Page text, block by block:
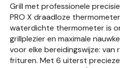
Grill met professionele
PRO X draadloze
waterdichte thermometer is
grillplezier en maximale
voor elke bereidingswijze:
frituren. Met 6 uiterst